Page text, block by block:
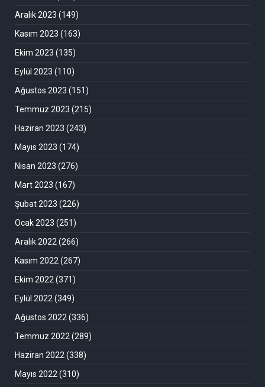
Aralık 2023 (149)
Kasım 2023 (163)
Ekim 2023 (135)
Eylül 2023 (110)
Ağustos 2023 (151)
Temmuz 2023 (215)
Haziran 2023 (243)
Mayıs 2023 (174)
Nisan 2023 (276)
Mart 2023 (167)
Şubat 2023 (226)
Ocak 2023 (251)
Aralık 2022 (266)
Kasım 2022 (267)
Ekim 2022 (371)
Eylül 2022 (349)
Ağustos 2022 (336)
Temmuz 2022 (289)
Haziran 2022 (338)
Mayıs 2022 (310)